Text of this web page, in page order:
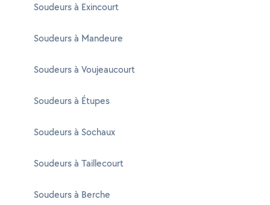
Soudeurs à Exincourt
Soudeurs à Mandeure
Soudeurs à Voujeaucourt
Soudeurs à Étupes
Soudeurs à Sochaux
Soudeurs à Taillecourt
Soudeurs à Berche